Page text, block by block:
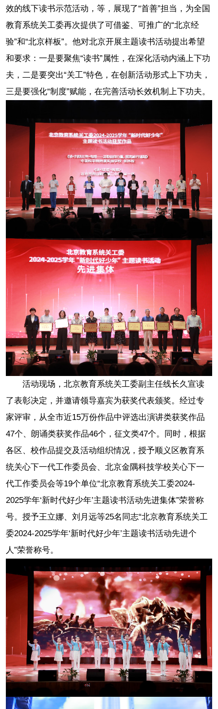
效的线下读书示范活动，等，展现了“首善”担当，为全国
教育系统关工委再次提供了可借鉴、可推广的“北京经
验”和“北京样板”。他对北京开展主题读书活动提出希望
和要求：一是要聚焦“读书”属性，在深化活动内涵上下功
夫，二是要突出“关工”特色，在创新活动形式上下功夫，
三是要强化“制度”赋能，在完善活动长效机制上下功夫。
活动现场，北京教育系统关工委副主任线长久宣读
了表彰决定，并邀请领导嘉宾为获奖代表颁奖。经过专
家评审，从全市近15万份作品中评选出演讲类获奖作品
47个、朗诵类获奖作品46个，征文类47个。
同时，根据
各区、校作品提交及活动组织情况，授予顺义区教育系
统关心下一代工作委员会、北京金隅科技学校关心下一
代工作委员会等19个单位“北京教育系统关工委2024-
2025学年‘新时代好少年’主题读书活动先进集体”荣誉称
号。授予王立娜、刘月远等25名同志“北京教育系统关工
委2024-2025学年‘新时代好少年’主题读书活动先进个
人”荣誉称号。